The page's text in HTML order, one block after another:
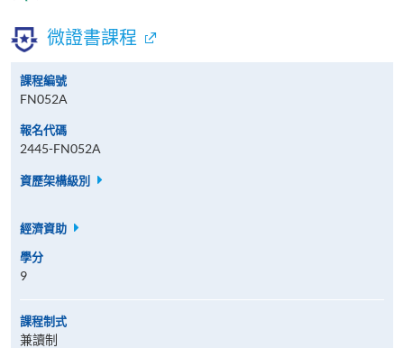
微證書課程
課程編號
FN052A
報名代碼
2445-FN052A
資歷架構級別
經濟資助
學分
9
課程制式
兼讀制